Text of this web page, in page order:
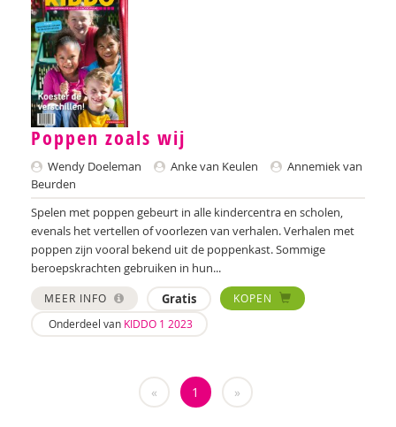
Celeste Bekkering
Joop Berding
Kim van den Berg
Nicolette van den Berg
Tonny van den Berg
Tony Bertram
Brenda Best
Annemiek van Beurden
Saskia van Beveren
Poppen zoals wij
Wendy Doeleman Anke van Keulen
Annemiek van
Beurden
Spelen met poppen gebeurt in alle kindercentra en scholen,
evenals het vertellen of voorlezen van verhalen. Verhalen met
poppen zijn vooral bekend uit de poppenkast. Sommige
beroepskrachten gebruiken in hun...
MEER INFO Gratis
KOPEN
Onderdeel van KIDDO 1 2023
« 1 »